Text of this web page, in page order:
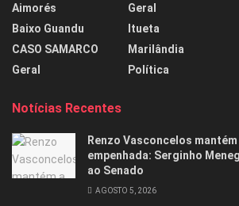
Aimorés
Baixo Guandu
CASO SAMARCO
Geral
Geral
Itueta
Marilândia
Política
Notícias Recentes
Renzo Vasconcelos
empenhada: Serginho
ao Senado
AGOSTO 5, 2026